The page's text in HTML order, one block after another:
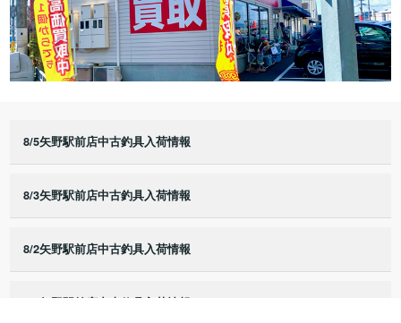
8/5矢野駅前店中古釣具入荷情報
8/3矢野駅前店中古釣具入荷情報
8/2矢野駅前店中古釣具入荷情報
8/1矢野駅前店中古釣具入荷情報